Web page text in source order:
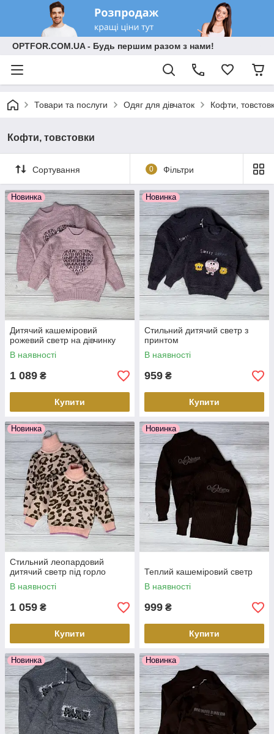
OPTFOR.COM.UA - Будь першим разом з нами!
Товари та послуги Одяг для дівчаток Кофти,
Кофти, товстовки
Сортування 0 Фільтри
Новинка
Дитячий кашеміровий
рожевий светр на дівчинку
В наявності
1 089 ₴
Купити
Новинка
Стильний дитячий светр з
принтом
В наявності
959 ₴
Купити
Новинка
Стильний леопардовий
дитячий светр під горло
В наявності
1 059 ₴
Купити
Новинка
Теплий кашеміровий светр
В наявності
999 ₴
Купити
Новинка Новинка